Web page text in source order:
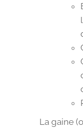
La gaine